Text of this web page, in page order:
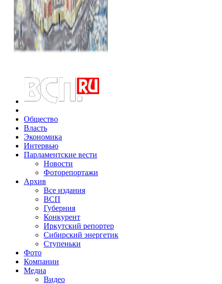
Общество
Власть
Экономика
Интервью
Парламентские вести
Новости
Фоторепортажи
Архив
Все издания
ВСП
Губерния
Конкурент
Иркутский репортер
Сибирский энергетик
Ступеньки
Фото
Компании
Медиа
Видео